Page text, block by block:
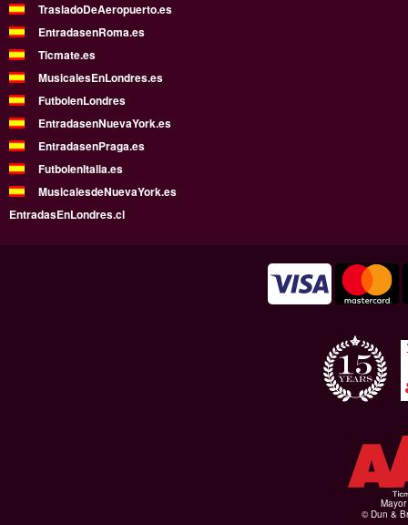
TrasladoDeAeropuerto.es
EntradasenRoma.es
Ticmate.es
MusicalesEnLondres.es
FutbolenLondres
EntradasenNuevaYork.es
EntradasenPraga.es
FutbolenItalia.es
MusicalesdeNuevaYork.es
EntradasEnLondres.cl
© Dun &